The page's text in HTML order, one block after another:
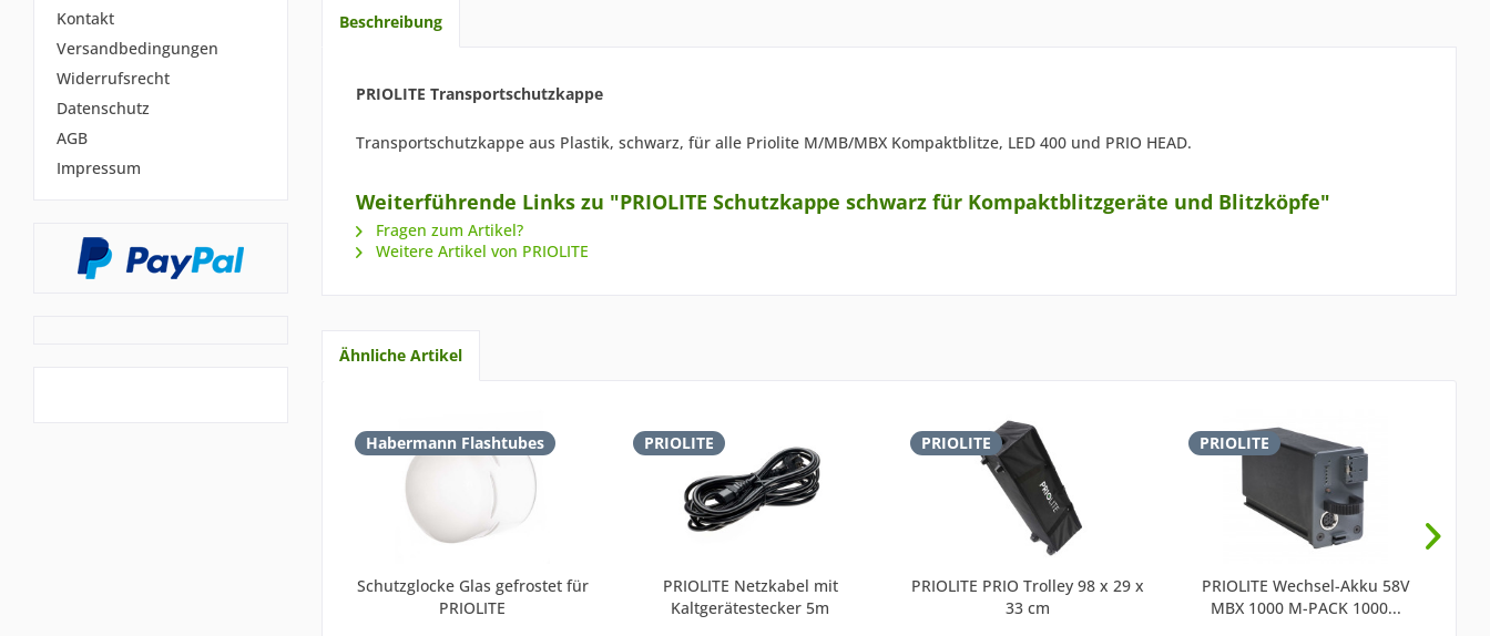
Kontakt
Versandbedingungen
Widerrufsrecht
Datenschutz
AGB
Impressum
Beschreibung
PRIOLITE Transportschutzkappe
Transportschutzkappe aus Plastik, schwarz, für alle Priolite M/MB/MBX Kompaktblitze, LED 400 und PRIO HEAD.
Weiterführende Links zu "PRIOLITE Schutzkappe schwarz für Kompaktblitzgeräte und Blitzköpfe"
Fragen zum Artikel?
Weitere Artikel von PRIOLITE
Ähnliche Artikel
Habermann Flashtubes
Schutzglocke Glas gefrostet für
PRIOLITE
PRIOLITE
PRIOLITE Netzkabel mit
Kaltgerätestecker 5m
PRIOLITE
PRIOLITE PRIO Trolley 98 x 29 x
33 cm
PRIOLITE
PRIOLITE Wechsel-Akku 58V
MBX 1000 M-PACK 1000...